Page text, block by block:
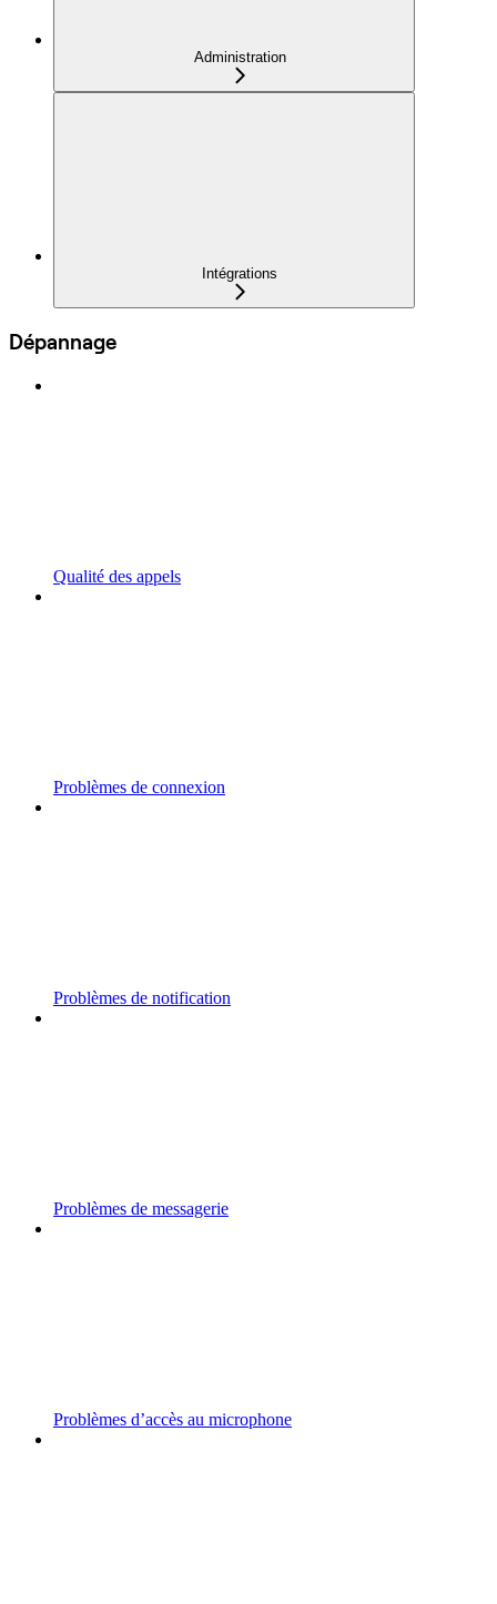
Administration
Intégrations
Dépannage
Qualité des appels
Problèmes de connexion
Problèmes de notification
Problèmes de messagerie
Problèmes d’accès au microphone